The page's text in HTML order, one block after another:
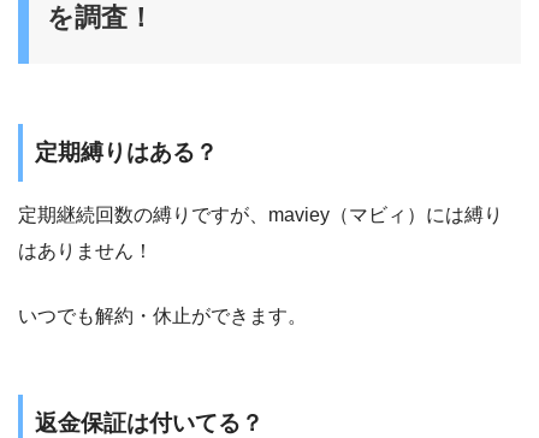
を調査！
定期縛りはある？
定期継続回数の縛りですが、maviey（マビィ）には縛り
はありません！
いつでも解約・休止ができます。
返金保証は付いてる？